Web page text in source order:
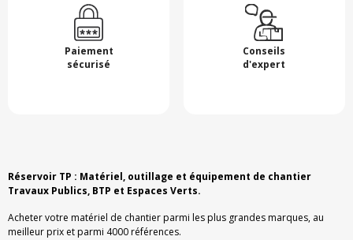
Paiement
sécurisé
Conseils
d'expert
Réservoir TP : Matériel, outillage et équipement de chantier
Travaux Publics, BTP et Espaces Verts.
Acheter votre matériel de chantier parmi les plus grandes marques, au
meilleur prix et parmi 4000 références.